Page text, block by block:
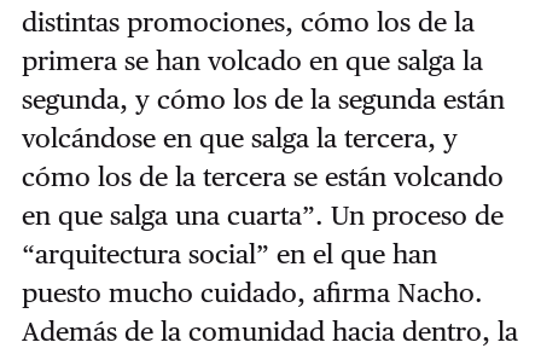
distintas promociones, cómo los de la
primera se han volcado en que salga la
segunda, y cómo los de la segunda están
volcándose en que salga la tercera, y
cómo los de la tercera se están volcando
en que salga una cuarta”. Un proceso de
“arquitectura social” en el que han
puesto mucho cuidado, afirma Nacho.
Además de la comunidad hacia dentro, la